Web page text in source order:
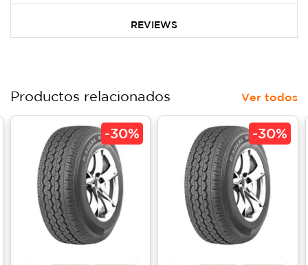
REVIEWS
Productos relacionados Ver todos
-30% -30%